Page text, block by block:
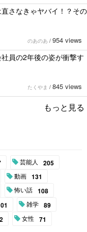
さなきゃヤバイ！？その
のあのあ / 954 views
員の2年後の姿が衝撃す
たくやま / 845 views
もっと見る
芸能人 205
動画 131
怖い話 108
雑学 89
女性 71